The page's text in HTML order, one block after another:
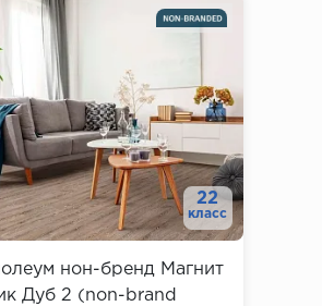
22
класс
нон-бренд Магнит
Дуб 2 (non-brand